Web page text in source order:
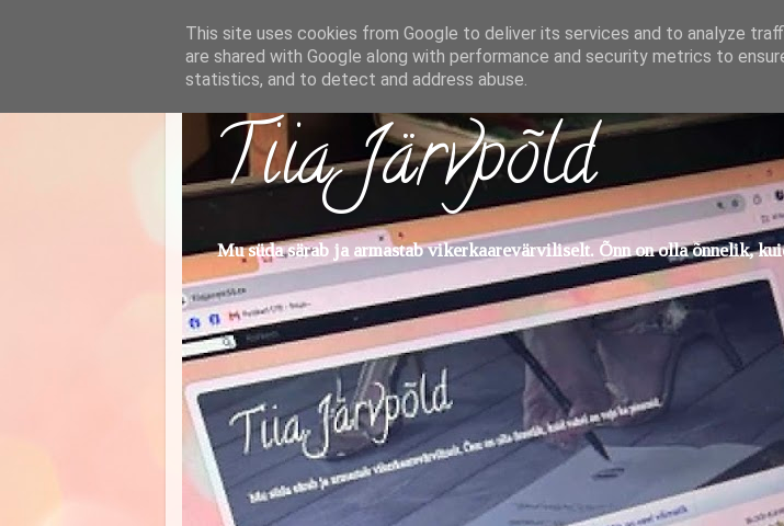
Tiia Järvpõld
Mu süda särab ja armastab vikerkaarevärviliselt. Õnn on olla õnnelik,
This site uses cookies from Google to deliver its services and to analyze
are shared with Google along with performance and security metrics to
statistics, and to detect and address abuse.